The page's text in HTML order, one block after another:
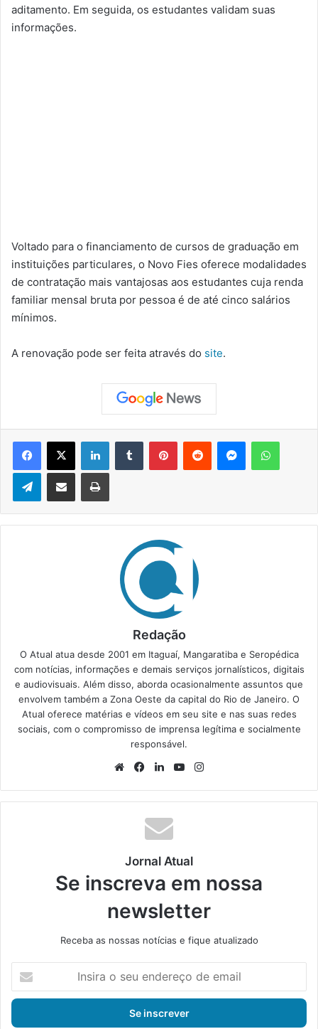
aditamento. Em seguida, os estudantes validam suas
informações.
Voltado para o financiamento de cursos de graduação em
instituições particulares, o Novo Fies oferece modalidades
de contratação mais vantajosas aos estudantes cuja renda
familiar mensal bruta por pessoa é de até cinco salários
mínimos.
A renovação pode ser feita através do site.
Telegram
Redação
O Atual atua desde 2001 em Itaguaí, Mangaratiba e Seropédica
com notícias, informações e demais serviços jornalísticos, digitais
e audiovisuais. Além disso, aborda ocasionalmente assuntos que
envolvem também a Zona Oeste da capital do Rio de Janeiro. O
Atual oferece matérias e vídeos em seu site e nas suas redes
sociais, com o compromisso de imprensa legítima e socialmente
responsável.
We
te
Fa
bo
ok
Lin
din
Yo
ub
ra
Jornal Atual
Se inscreva em nossa
newsletter
Receba as nossas notícias e fique atualizado
s